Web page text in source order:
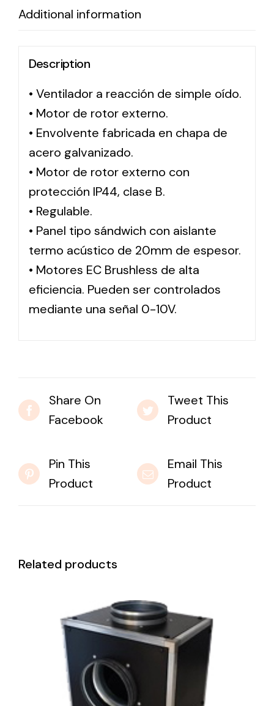
Iluminación Solar
Variedad de soluciones solares para todo tipo
de necesidades.
Solar lighting
Variety of solar solutions for all kinds of needs.
Additional information
Description
• Ventilador a reacción de simple oído.
• Motor de rotor externo.
• Envolvente fabricada en chapa de
acero galvanizado.
• Motor de rotor externo con
protección IP44, clase B.
• Regulable.
• Panel tipo sándwich con aislante
termo acústico de 20mm de espesor.
• Motores EC Brushless de alta
eficiencia. Pueden ser controlados
mediante una señal 0-10V.
Share On
Facebook
Tweet This
Product
Pin This
Product
Email This
Product
Related products
DETAILS